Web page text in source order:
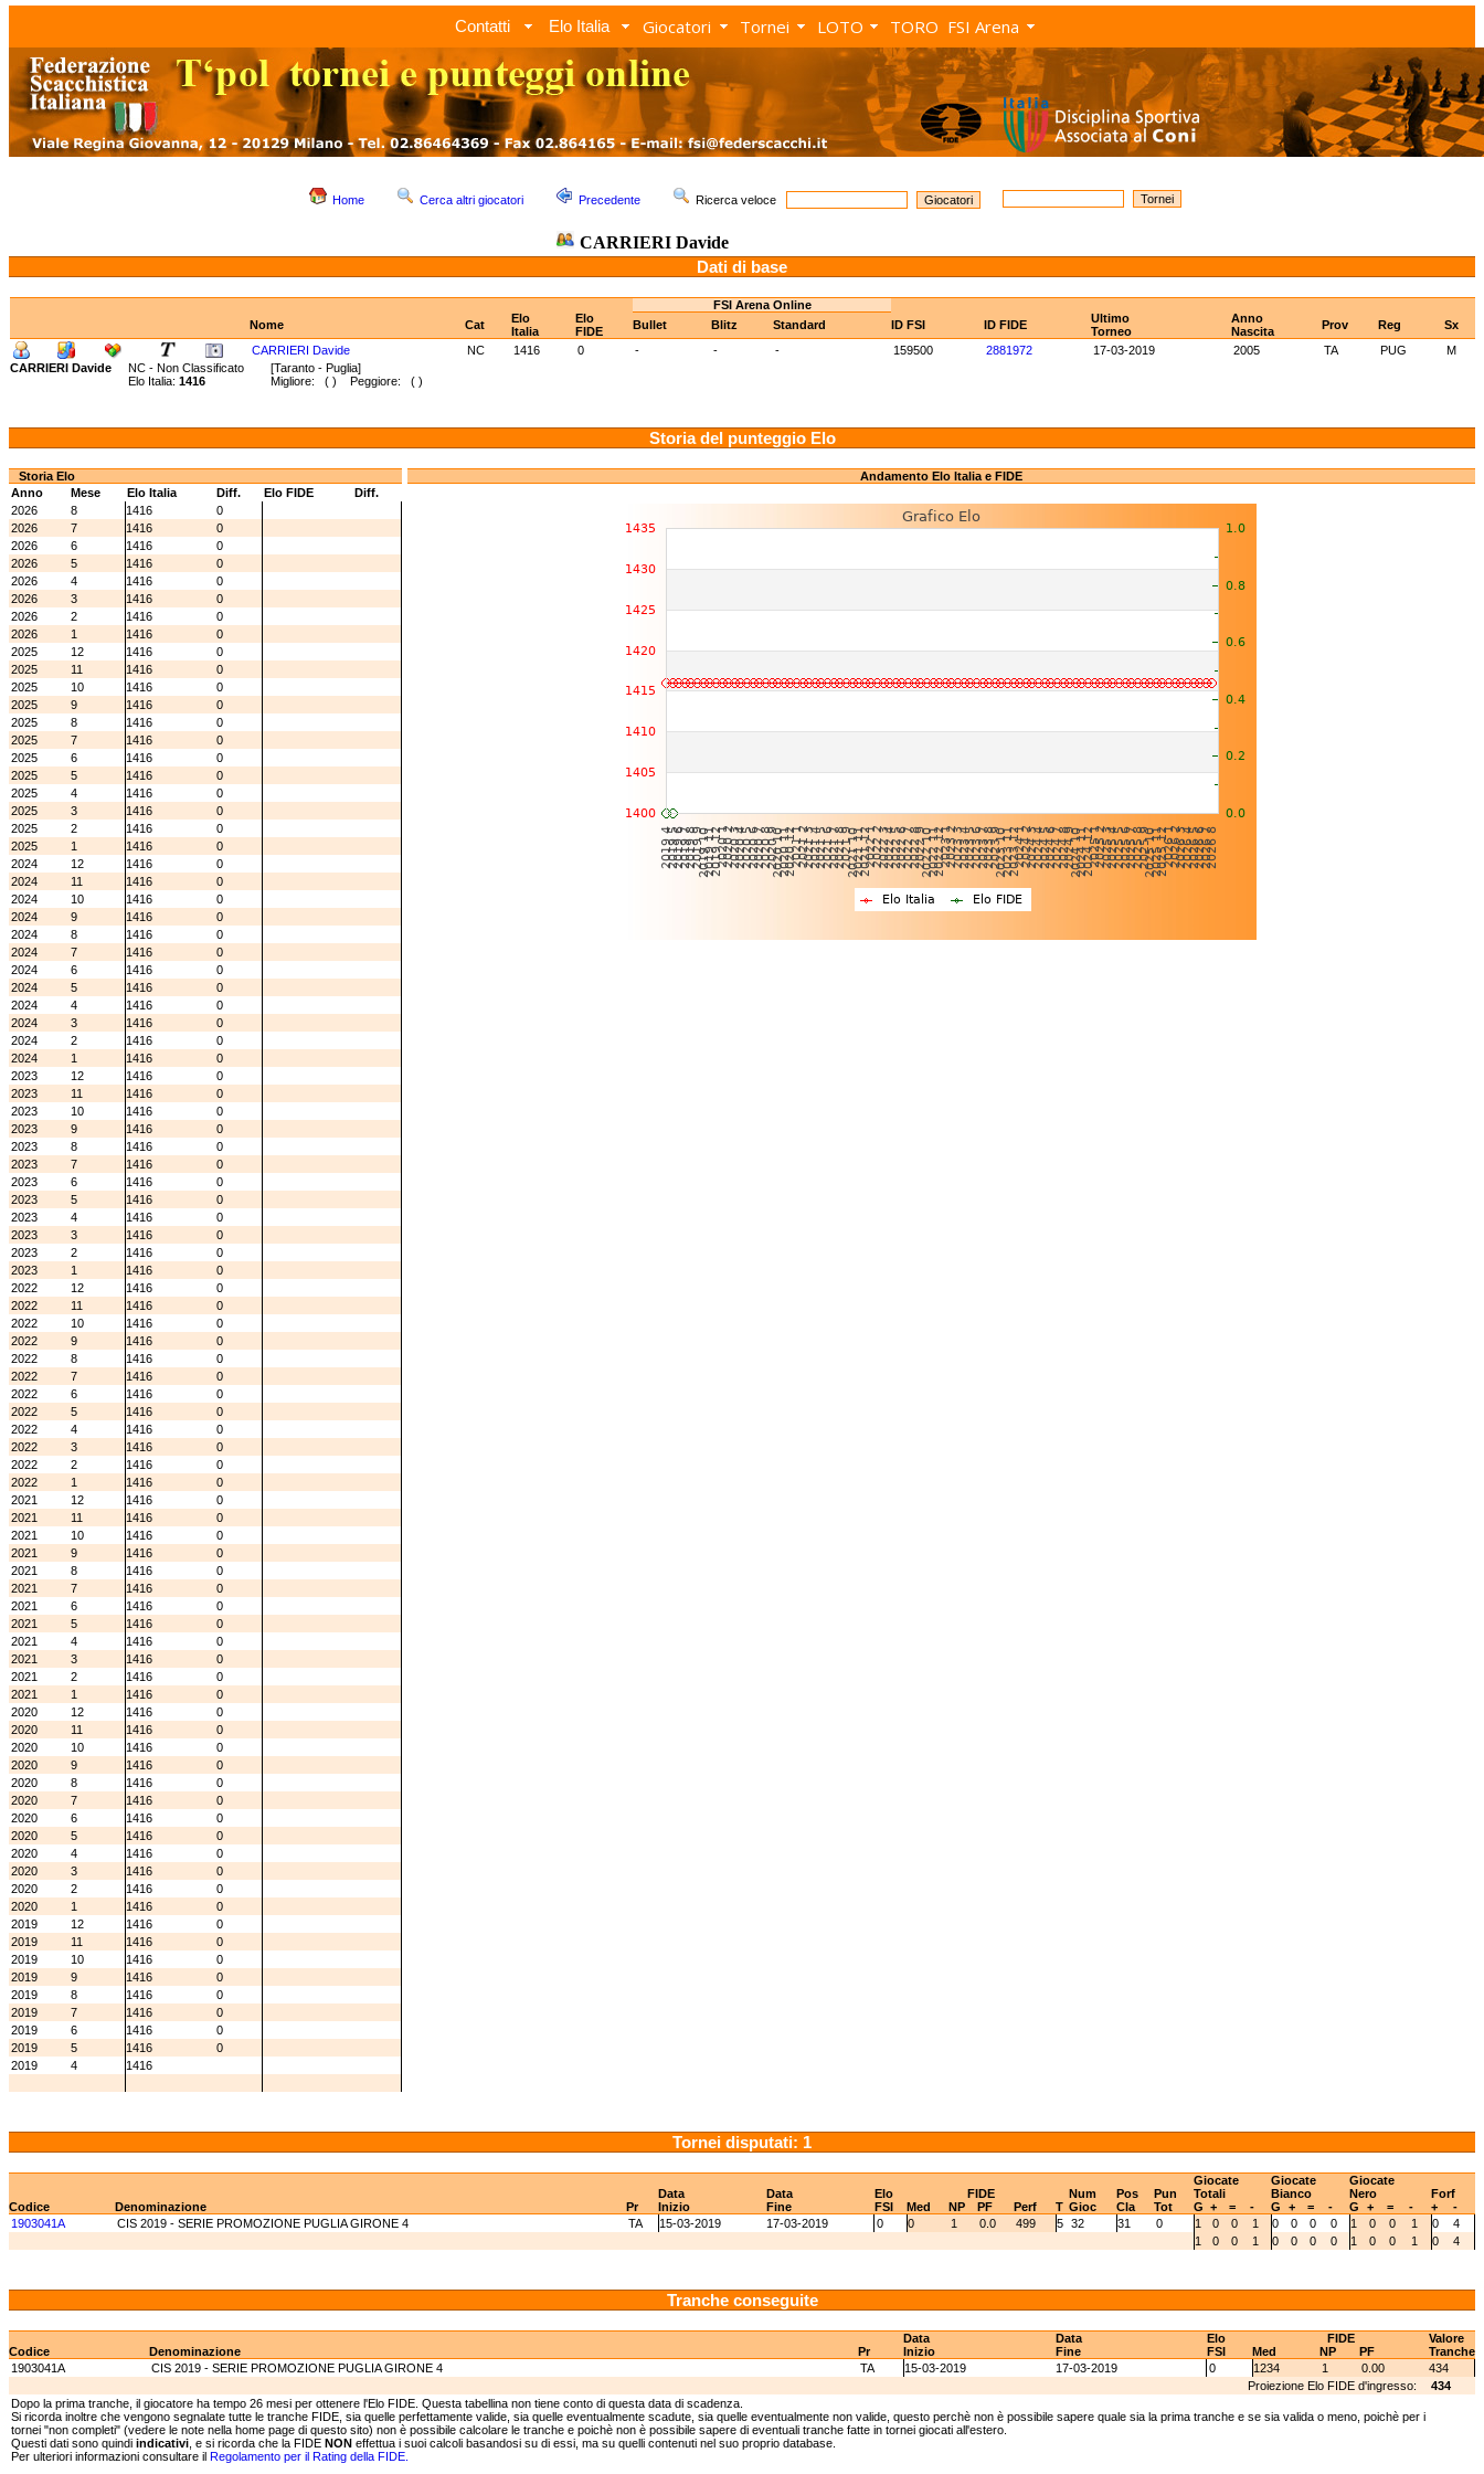
Contatti Elo Italia Giocatori Tornei LOTO TORO FSI Arena
Home Cerca altri giocatori Precedente Ricerca veloce
CARRIERI Davide
Dati di base
FSI Arena Online
Nome
Cat
Elo
Italia
Elo
FIDE
Bullet Blitz Standard ID FSI ID FIDE
Ultimo
Torneo
Anno
Nascita
Prov Reg
Sx
CARRIERI Davide
NC 1416 0 - - - 159500 2881972 17-03-2019 2005 TA PUG
M
CARRIERI Davide
NC - Non Classificato [Taranto - Puglia]
Elo Italia: 1416 Migliore: ( ) Peggiore: ( )
Storia del punteggio Elo
Storia Elo
Anno
Mese Elo Italia Diff. Elo FIDE
Diff.
2026
8 1416
0
2026
7 1416
0
2026
6 1416
0
2026
5 1416
0
2026
4 1416
0
2026
3 1416
0
2026
2 1416
0
2026
1 1416
0
2025
12 1416
0
2025
11 1416
0
2025
10 1416
0
2025
9 1416
0
2025
8 1416
0
2025
7 1416
0
2025
6 1416
0
2025
5 1416
0
2025
4 1416
0
2025
3 1416
0
2025
2 1416
0
2025
1 1416
0
2024
12 1416
0
2024
11 1416
0
2024
10 1416
0
2024
9 1416
0
2024
8 1416
0
2024
7 1416
0
2024
6 1416
0
2024
5 1416
0
2024
4 1416
0
2024
3 1416
0
2024
2 1416
0
2024
1 1416
0
2023
12 1416
0
2023
11 1416
0
2023
10 1416
0
2023
9 1416
0
2023
8 1416
0
2023
7 1416
0
2023
6 1416
0
2023
5 1416
0
2023
4 1416
0
2023
3 1416
0
2023
2 1416
0
2023
1 1416
0
2022
12 1416
0
2022
11 1416
0
2022
10 1416
0
2022
9 1416
0
2022
8 1416
0
2022
7 1416
0
2022
6 1416
0
2022
5 1416
0
2022
4 1416
0
2022
3 1416
0
2022
2 1416
0
2022
1 1416
0
2021
12 1416
0
2021
11 1416
0
2021
10 1416
0
2021
9 1416
0
2021
8 1416
0
2021
7 1416
0
2021
6 1416
0
2021
5 1416
0
2021
4 1416
0
2021
3 1416
0
2021
2 1416
0
2021
1 1416
0
2020
12 1416
0
2020
11 1416
0
2020
10 1416
0
2020
9 1416
0
2020
8 1416
0
2020
7 1416
0
2020
6 1416
0
2020
5 1416
0
2020
4 1416
0
2020
3 1416
0
2020
2 1416
0
2020
1 1416
0
2019
12 1416
0
2019
11 1416
0
2019
10 1416
0
2019
9 1416
0
2019
8 1416
0
2019
7 1416
0
2019
6 1416
0
2019
5 1416
0
2019
4 1416
Andamento Elo Italia e FIDE
Tornei disputati: 1
Data Data Elo FIDE Num Pos Pun
Giocate
Totali
Giocate
Bianco
Giocate
Nero
Forf
Codice
Denominazione Pr Inizio Fine FSI Med NP PF Perf T Gioc Cla Tot G + = - G + = - G + = - +
-
1903041A
CIS 2019 - SERIE PROMOZIONE PUGLIA GIRONE 4 TA 15-03-2019 17-03-2019 0 0 1 0.0 499 5 32 31 0 1 0 0 1 0 0 0 0 1 0 0 1 0
4
1
0 0 1 0 0 0 0 1 0 0 1 0 4
Tranche conseguite
Data Data Elo FIDE
Valore
Codice
Denominazione Pr Inizio Fine FSI Med NP PF
Tranche
1903041A
CIS 2019 - SERIE PROMOZIONE PUGLIA GIRONE 4 TA 15-03-2019 17-03-2019 0 1234 1 0.00
434
Proiezione Elo FIDE d'ingresso:
434
Dopo la prima tranche, il giocatore ha tempo 26 mesi per ottenere l'Elo FIDE. Questa tabellina non tiene conto di questa data di scadenza.
Si ricorda inoltre che vengono segnalate tutte le tranche FIDE, sia quelle perfettamente valide, sia quelle eventualmente scadute, sia quelle eventualmente non valide, questo perchè non è possibile sapere quale sia la prima tranche e se sia valida o meno, poichè per i
tornei "non completi" (vedere le note nella home page di questo sito) non è possibile calcolare le tranche e poichè non è possibile sapere di eventuali tranche fatte in tornei giocati all'estero.
Questi dati sono quindi indicativi , e si ricorda che la FIDE NON effettua i suoi calcoli basandosi su di essi, ma su quelli contenuti nel suo proprio database.
Per ulteriori informazioni consultare il Regolamento per il Rating della FIDE.